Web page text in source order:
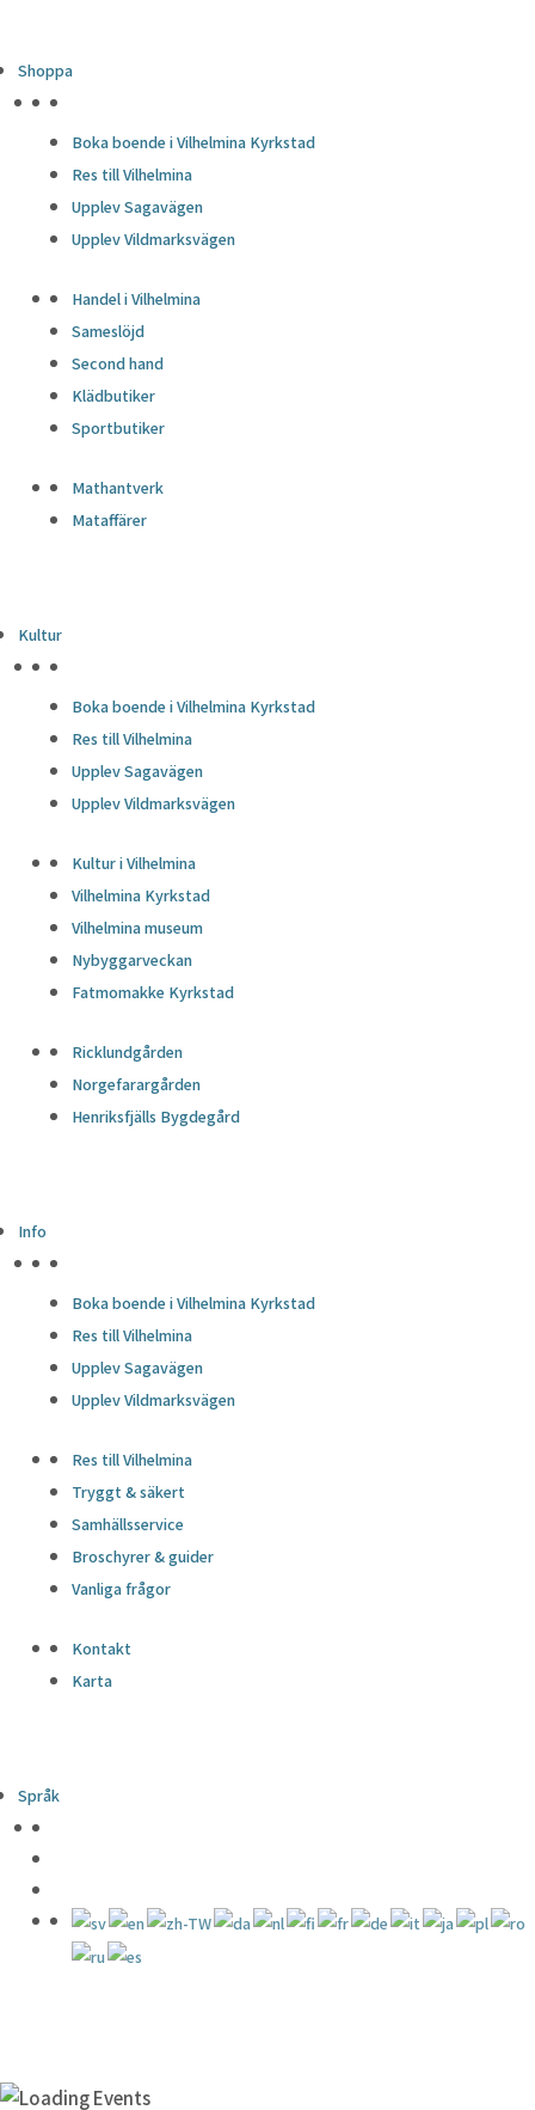
Shoppa
Boka boende i Vilhelmina Kyrkstad
Res till Vilhelmina
Upplev Sagavägen
Upplev Vildmarksvägen
Handel i Vilhelmina
Sameslöjd
Second hand
Klädbutiker
Sportbutiker
Mathantverk
Mataffärer
Kultur
Boka boende i Vilhelmina Kyrkstad
Res till Vilhelmina
Upplev Sagavägen
Upplev Vildmarksvägen
Kultur i Vilhelmina
Vilhelmina Kyrkstad
Vilhelmina museum
Nybyggarveckan
Fatmomakke Kyrkstad
Ricklundgården
Norgefarargården
Henriksfjälls Bygdegård
Info
Boka boende i Vilhelmina Kyrkstad
Res till Vilhelmina
Upplev Sagavägen
Upplev Vildmarksvägen
Res till Vilhelmina
Tryggt & säkert
Samhällsservice
Broschyrer & guider
Vanliga frågor
Kontakt
Karta
Språk